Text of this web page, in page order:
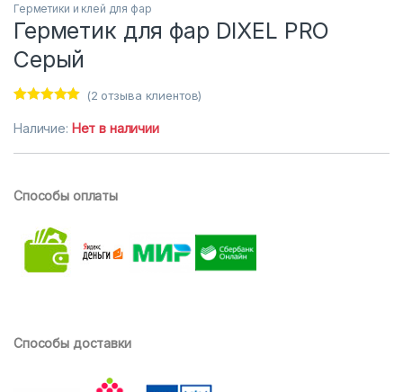
Герметики и клей для фар
Герметик для фар DIXEL PRO
Серый
5.00из 5 на
опроса
(2 отзыва клиентов)
Наличие: Нет в наличии
Способы оплаты
Способы доставки